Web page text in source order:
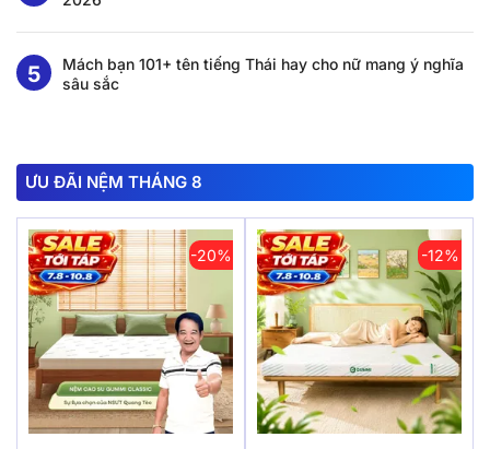
Mách bạn 101+ tên tiếng Thái hay cho nữ mang ý nghĩa
sâu sắc
ƯU ĐÃI NỆM THÁNG 8
-20% -12%